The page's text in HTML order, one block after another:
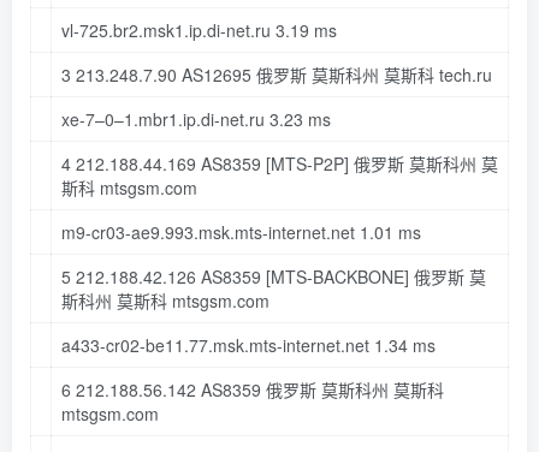
vl-725.br2.msk1 .ip.di-net.ru 3.19 ms
3 213.248.7.90 AS12695 俄罗斯 莫斯科州 莫斯科 tech.ru
xe-7–0–1 .mbr1 .ip.di-net.ru 3.23 ms
4 212.188.44.169 AS8359 [MTS-P2P] 俄罗斯 莫斯科州 莫
斯科 mtsgsm.com
m9-cr03-ae9.993.msk.mts-internet.net 1.01 ms
5 212.188.42.126 AS8359 [MTS-BACKBONE] 俄罗斯 莫
斯科州 莫斯科 mtsgsm.com
a433-cr02-be11.77.msk.mts-internet.net 1.34 ms
6 212.188.56.142 AS8359 俄罗斯 莫斯科州 莫斯科
mtsgsm.com